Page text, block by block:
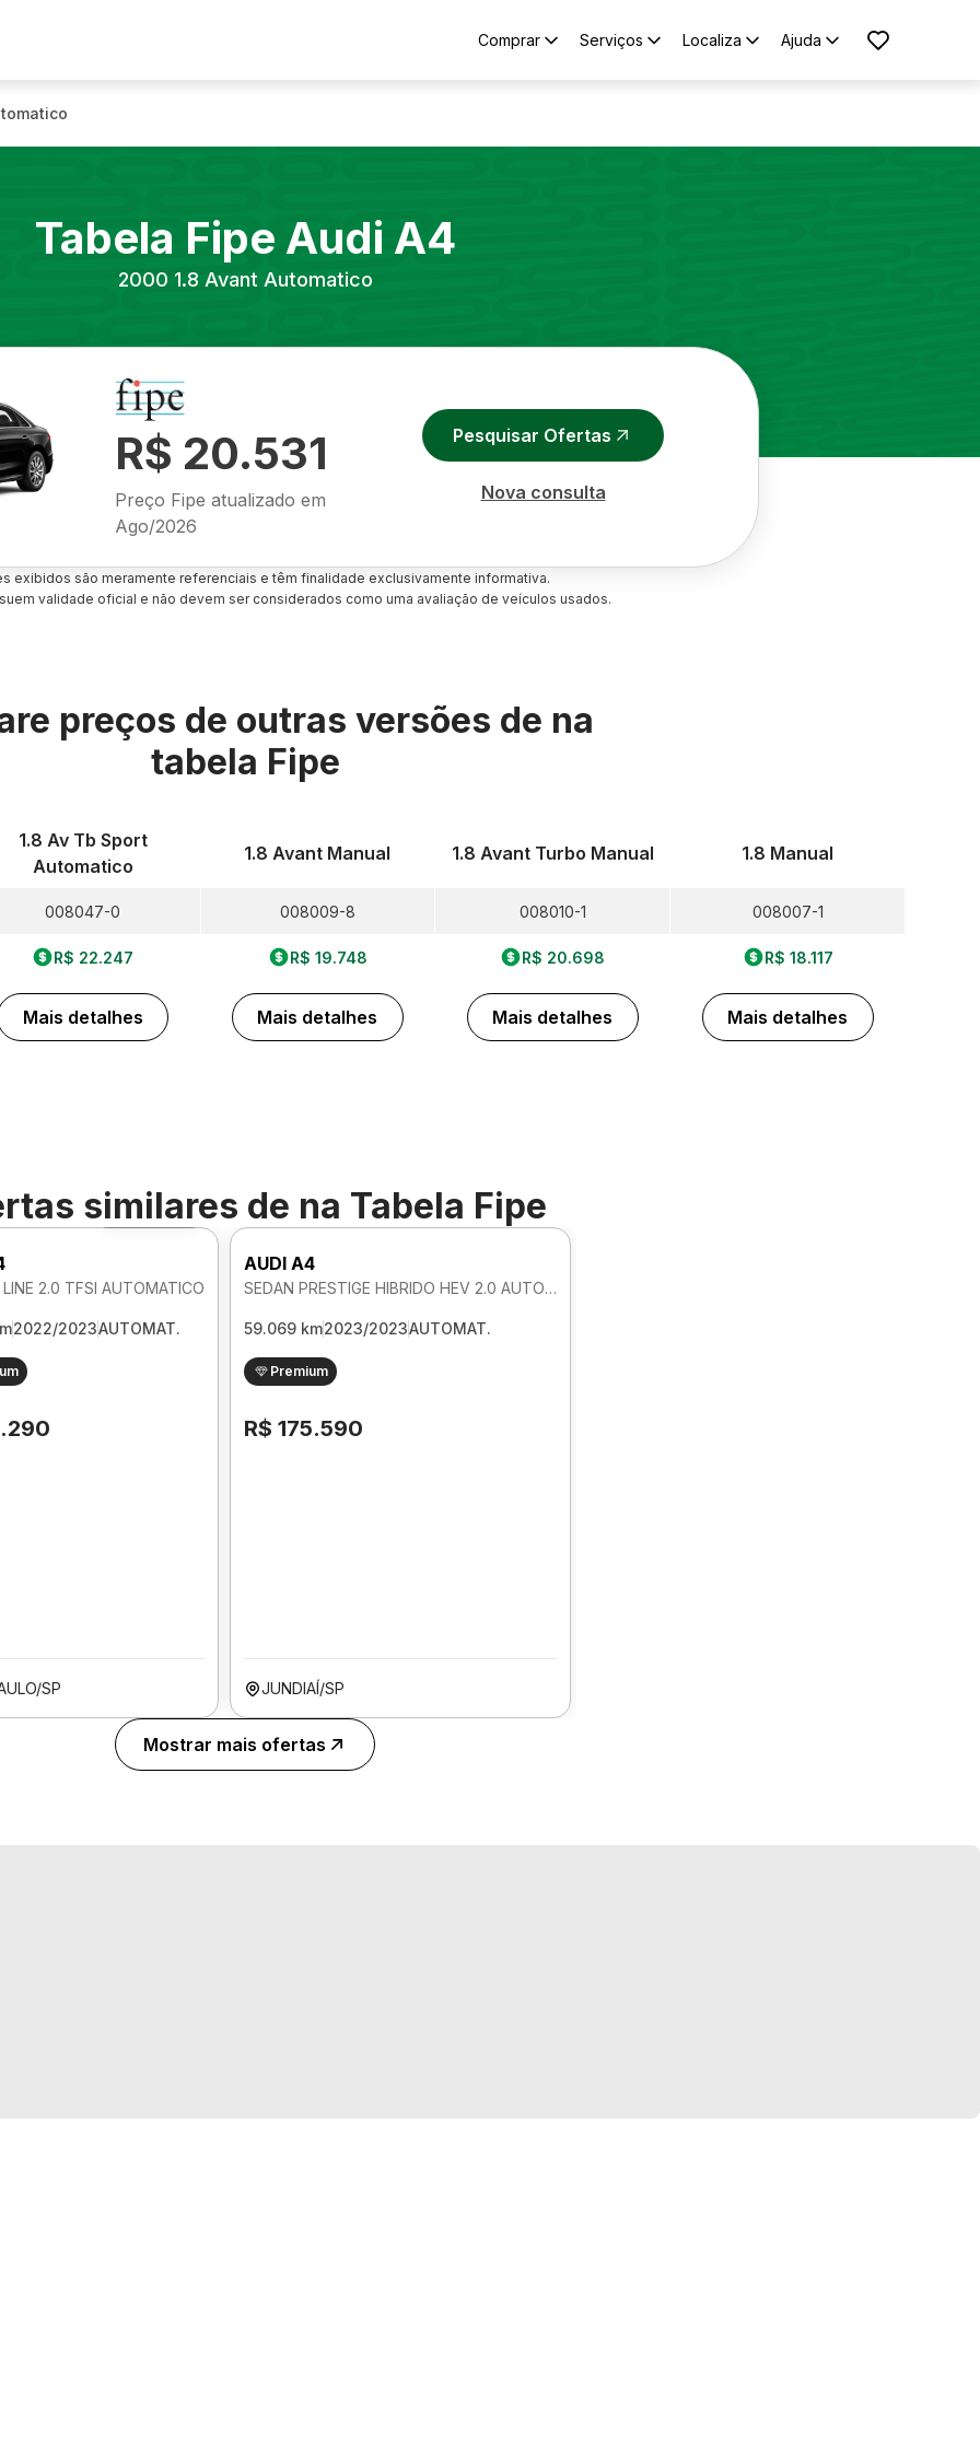
Comprar Serviços Localiza Ajuda
Tabela Fipe Audi A4
2000 1.8 Avant Automatico
R$ 20.531
Preço Fipe atualizado em
Ago/2026
Pesquisar Ofertas
Nova consulta
exibidos são meramente referenciais e têm finalidade exclusivamente informativa.
validade oficial e não devem ser considerados como uma avaliação de veículos usados.
preços de outras versões de na
tabela Fipe
1.8 Av Tb Sport
Automatico
008047-0
R$ 22.247
Mais detalhes
1.8 Avant Manual
008009-8
R$ 19.748
Mais detalhes
1.8 Avant Turbo Manual
008010-1
R$ 20.698
Mais detalhes
1.8 Manual
008007-1
R$ 18.117
Mais detalhes
similares de na Tabela Fipe
Foto 360º
2.0 TFSI AUTOMATICO
2022/2023AUTOMAT.
SP
AUDI A4
SEDAN PRESTIGE HIBRIDO HEV 2.0 AUTOMATICO
59.069 km2023/2023AUTOMAT.
Premium
R$ 175.590
JUNDIAÍ/SP
Mostrar mais ofertas